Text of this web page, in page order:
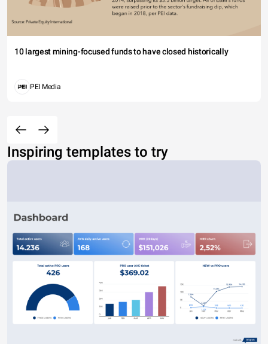
10 largest mining-focused funds to have closed historically
PEI Media
Inspiring templates to try